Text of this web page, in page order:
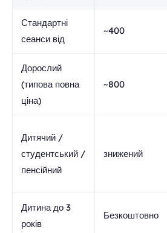
Стандартні
сеанси від
~400
Дорослий
(типова повна
ціна)
~800
Дитячий /
студентський /
пенсійний
знижений
Дитина до 3
років
Безкоштовно